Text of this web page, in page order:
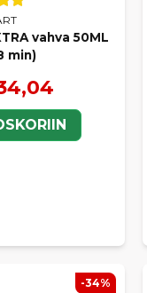
vahva 50ML
min)
-34%